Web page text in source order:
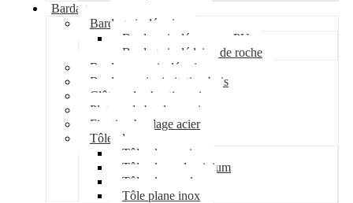
Bardage
Bardage isolé acier
Bardage isolé mousse PU
Bardage isolé laine de roche
Bardage non isolé acier
Bardage acier imitation bois
Clôture de chantier acier
Plateau de bardage acier
Fixation bardage acier
Tôle plane
Tôle plane acier
Tôle plane aluminium
Tôle plane galva
Tôle plane inox